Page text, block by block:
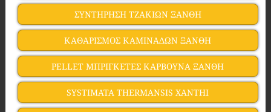
ΣΥΝΤΗΡΗΣΗ ΤΖΑΚΙΩΝ ΞΑΝΘΗ
ΚΑΘΑΡΙΣΜΟΣ ΚΑΜΙΝΑΔΩΝ ΞΑΝΘΗ
PELLET ΜΠΡΙΓΚΕΤΕΣ ΚΑΡΒΟΥΝΑ ΞΑΝΘΗ
SYSTIMATA THERMANSIS XANTHI